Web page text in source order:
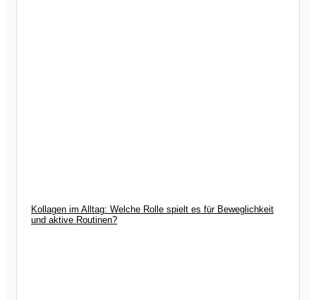
Kollagen im Alltag: Welche Rolle spielt es für Beweglichkeit
und aktive Routinen?